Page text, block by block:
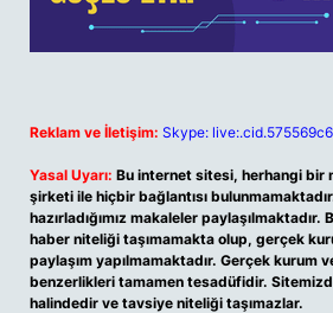
Reklam ve İletişim: Skype:
Yasal Uyarı: Bu internet sitesi, herhangi bir
şirketi ile hiçbir bağlantısı
hazırladığımız makaleler
haber niteliği taşımamakta olup, gerçek
paylaşım yapılmamaktadır. Gerçek kurum
benzerlikleri tamamen tesadüfidir.
halindedir ve tavsiye niteliği taşımazlar.